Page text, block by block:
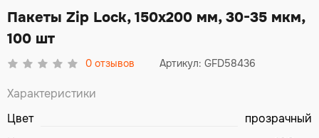
Пакеты Zip Lock, 150х200 мм, 30-35 мкм,
100 шт
0 отзывов Артикул: GFD58436
Характеристики
Цвет
прозрачный